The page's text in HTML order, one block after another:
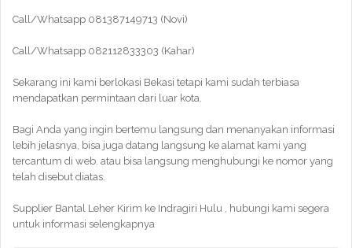
Call/Whatsapp 081387149713 (Novi)
Call/Whatsapp 082112833303 (Kahar)
Sekarang ini kami berlokasi Bekasi tetapi kami sudah terbiasa
mendapatkan permintaan dari luar kota.
Bagi Anda yang ingin bertemu langsung dan menanyakan informasi
lebih jelasnya, bisa juga datang langsung ke alamat kami yang
tercantum di web. atau bisa langsung menghubungi ke nomor yang
telah disebut diatas.
Supplier Bantal Leher Kirim ke Indragiri Hulu , hubungi kami segera
untuk informasi selengkapnya